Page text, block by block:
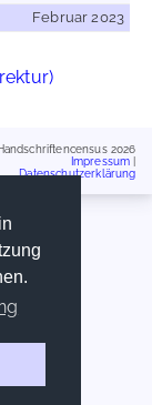
Februar 2023
2026
Impressum
Datenschutzerklärung